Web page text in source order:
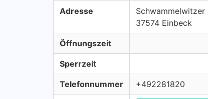
Adresse
Schwammelwitzer
37574 Einbeck
Öffnungszeit
Sperrzeit
Telefonnummer +492281820